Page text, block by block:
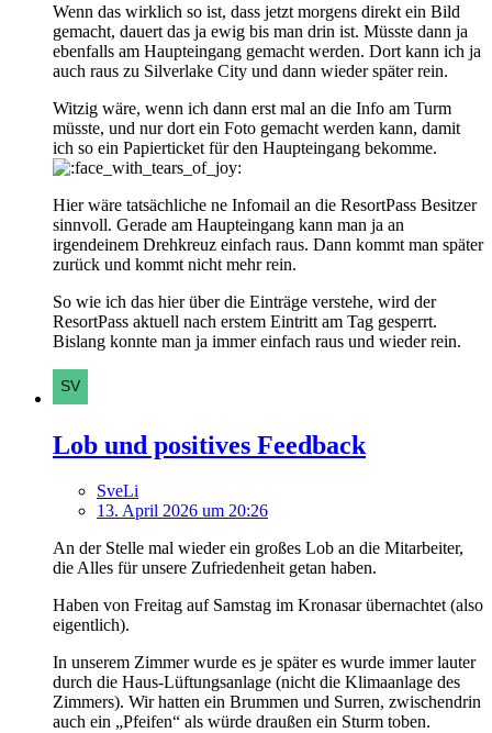
Wenn das wirklich so ist, dass jetzt morgens direkt ein Bild
gemacht, dauert das ja ewig bis man drin ist. Müsste dann ja
ebenfalls am Haupteingang gemacht werden. Dort kann ich ja
auch raus zu Silverlake City und dann wieder später rein.
Witzig wäre, wenn ich dann erst mal an die Info am Turm
müsste, und nur dort ein Foto gemacht werden kann, damit
ich so ein Papierticket für den Haupteingang bekomme.
Hier wäre tatsächliche ne Infomail an die ResortPass Besitzer
sinnvoll. Gerade am Haupteingang kann man ja an
irgendeinem Drehkreuz einfach raus. Dann kommt man später
zurück und kommt nicht mehr rein.
So wie ich das hier über die Einträge verstehe, wird der
ResortPass aktuell nach erstem Eintritt am Tag gesperrt.
Bislang konnte man ja immer einfach raus und wieder rein.
Lob und positives Feedback
SveLi
13. April 2026 um 20:26
An der Stelle mal wieder ein großes Lob an die Mitarbeiter,
die Alles für unsere Zufriedenheit getan haben.
Haben von Freitag auf Samstag im Kronasar übernachtet (also
eigentlich).
In unserem Zimmer wurde es je später es wurde immer lauter
durch die Haus-Lüftungsanlage (nicht die Klimaanlage des
Zimmers). Wir hatten ein Brummen und Surren, zwischendrin
auch ein „Pfeifen“ als würde draußen ein Sturm toben.